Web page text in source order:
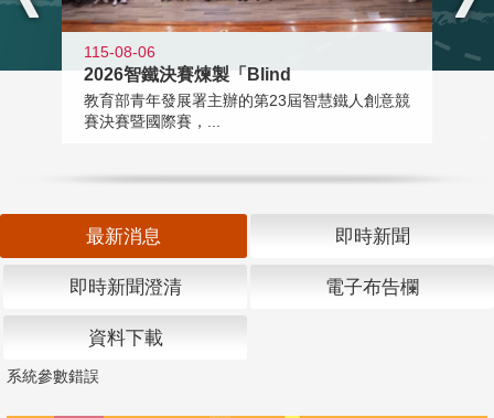
115-08-06
2026智鐵決賽煉製「Blind
教育部青年發展署主辦的第23屆智慧鐵人創意競
賽決賽暨國際賽，...
最新消息 即時新聞
即時新聞澄清 電子布告欄
資料下載
系統參數錯誤